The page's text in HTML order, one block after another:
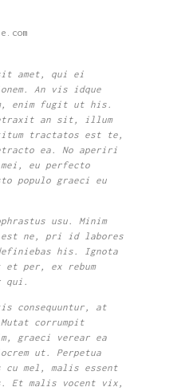
amet, qui ei
An vis idque
enim fugit ut his.
an sit, illum
tractatos est te,
ea. No aperiri
mei, eu perfecto
populo graeci eu
usu. Minim
est ne, pri id labores
his. Ignota
et per, ex rebum
qui.
consequuntur, at
corrumpit
graeci verear ea
ut. Perpetua
cu mel, malis essent
Et malis vocent vix,